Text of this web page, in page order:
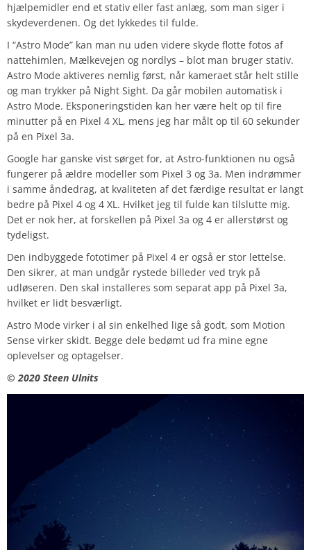
hjælpemidler end et stativ eller fast anlæg, som man siger i
skydeverdenen. Og det lykkedes til fulde.
I “Astro Mode” kan man nu uden videre skyde flotte fotos af
nattehimlen, Mælkevejen og nordlys – blot man bruger stativ.
Astro Mode aktiveres nemlig først, når kameraet står helt stille
og man trykker på Night Sight. Da går mobilen automatisk i
Astro Mode. Eksponeringstiden kan her være helt op til fire
minutter på en Pixel 4 XL, mens jeg har målt op til 60 sekunder
på en Pixel 3a.
Google har ganske vist sørget for, at Astro-funktionen nu også
fungerer på ældre modeller som Pixel 3 og 3a. Men indrømmer
i samme åndedrag, at kvaliteten af det færdige resultat er langt
bedre på Pixel 4 og 4 XL. Hvilket jeg til fulde kan tilslutte mig.
Det er nok her, at forskellen på Pixel 3a og 4 er allerstørst og
tydeligst.
Den indbyggede fototimer på Pixel 4 er også er stor lettelse.
Den sikrer, at man undgår rystede billeder ved tryk på
udløseren. Den skal installeres som separat app på Pixel 3a,
hvilket er lidt besværligt.
Astro Mode virker i al sin enkelhed lige så godt, som Motion
Sense virker skidt. Begge dele bedømt ud fra mine egne
oplevelser og optagelser.
© 2020 Steen Ulnits